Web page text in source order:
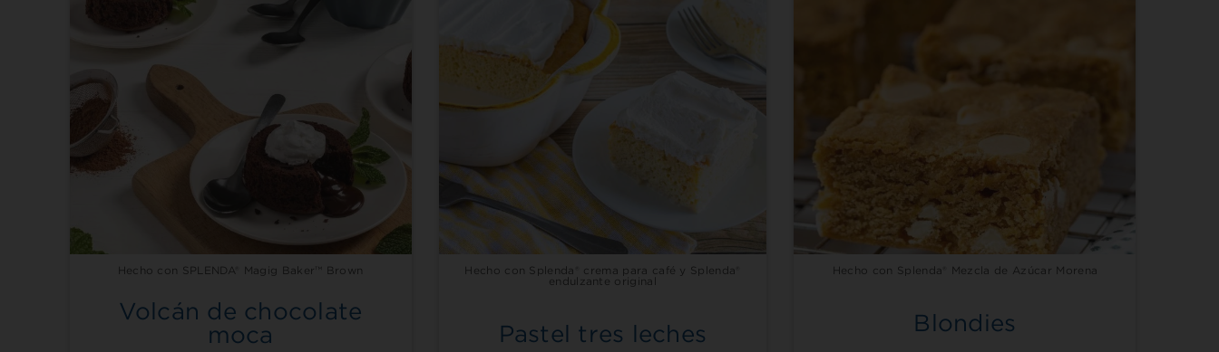
Hecho con SPLENDA® Magig Baker™ Brown
Volcán de chocolate
moca
Hecho con Splenda® crema para café y Splenda®
endulzante original
Pastel tres leches
Hecho con Splenda® Mezcla de Azúcar Morena
Blondies